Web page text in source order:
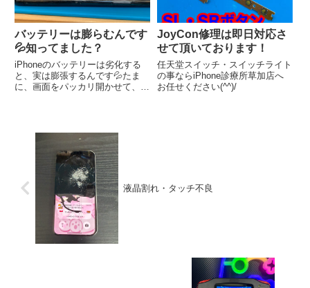
バッテリーは膨らむんです
💦知ってました？
iPhoneのバッテリーは劣化する
と、実は膨張するんです💦たま
に、画面をパッカリ開かせて、お
ーガード！！守るものなんて何も
無いです💦もう落としたら最後...
JoyCon修理は即日対応さ
せて頂いております！
任天堂スイッチ・スイッチライト
の事ならiPhone診療所草加店へ
お任せください(^^)/
液晶割れ・タッチ不良